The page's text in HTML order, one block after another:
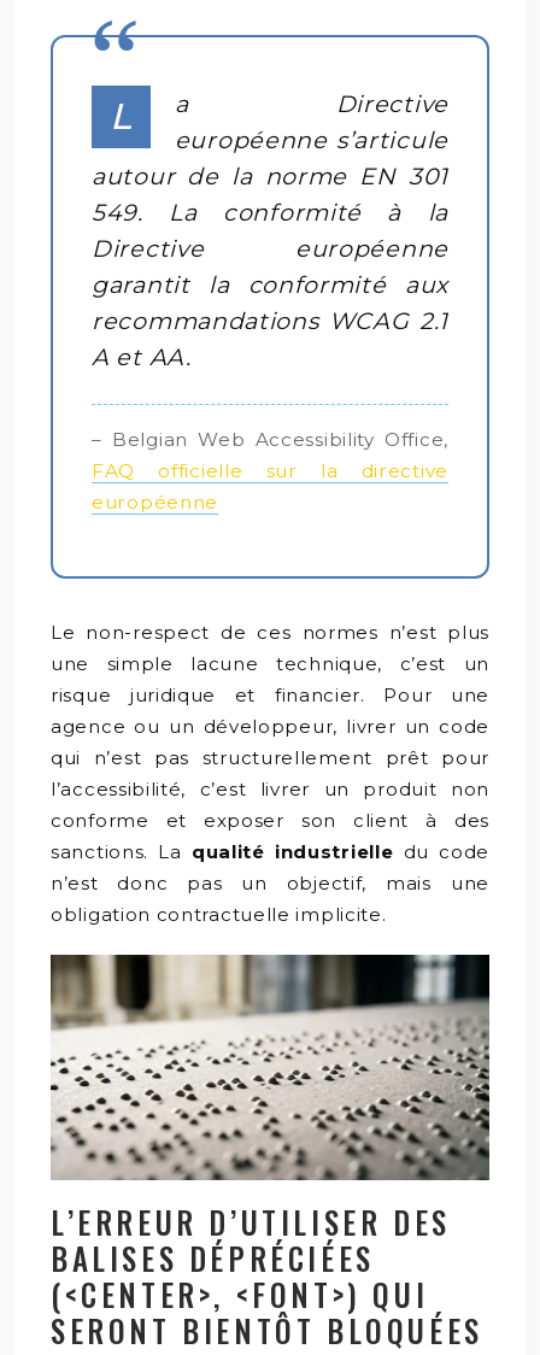
L
a Directive
européenne s’articule
autour de la norme EN 301
549. La conformité à la
Directive européenne
garantit la conformité aux
recommandations WCAG 2.1
A et AA.
– Belgian Web Accessibility Office,
FAQ officielle sur la directive
européenne
Le non-respect de ces normes n’est plus
une simple lacune technique, c’est un
risque juridique et financier. Pour une
agence ou un développeur, livrer un code
qui n’est pas structurellement prêt pour
l’accessibilité, c’est livrer un produit non
conforme et exposer son client à des
sanctions. La qualité industrielle du code
n’est donc pas un objectif, mais une
obligation contractuelle implicite.
L’ERREUR D’UTILISER DES
BALISES DÉPRÉCIÉES
(<CENTER>, <FONT>) QUI
SERONT BIENTÔT BLOQUÉES